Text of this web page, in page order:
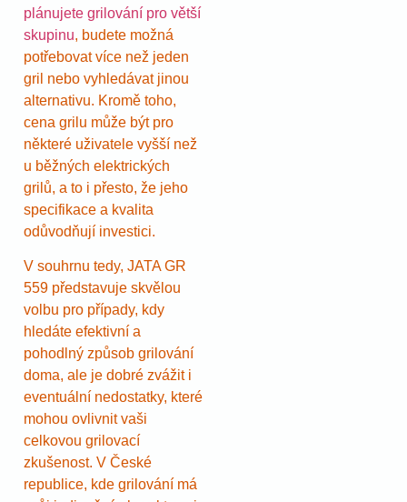
plánujete grilování pro větší
skupinu, budete možná
potřebovat více než jeden
gril nebo vyhledávat jinou
alternativu. Kromě toho,
cena grilu může být pro
některé uživatele vyšší než
u běžných elektrických
grilů, a to i přesto, že jeho
specifikace a kvalita
odůvodňují investici.
V souhrnu tedy, JATA GR
559 představuje skvělou
volbu pro případy, kdy
hledáte efektivní a
pohodlný způsob grilování
doma, ale je dobré zvážit i
eventuální nedostatky, které
mohou ovlivnit vaši
celkovou grilovací
zkušenost. V České
republice, kde grilování má